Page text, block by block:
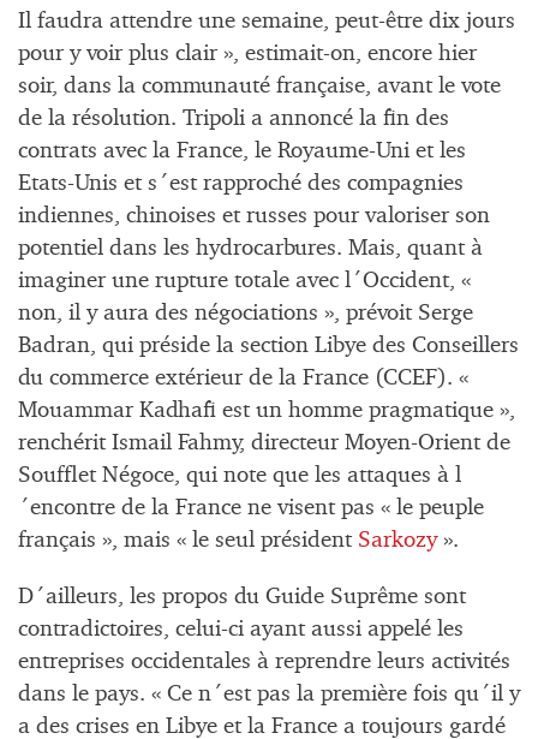
Il faudra attendre une semaine, peut-être dix jours
pour y voir plus clair », estimait-on, encore hier
soir, dans la communauté française, avant le vote
de la résolution. Tripoli a annoncé la fin des
contrats avec la France, le Royaume-Uni et les
Etats-Unis et s´est rapproché des compagnies
indiennes, chinoises et russes pour valoriser son
potentiel dans les hydrocarbures. Mais, quant à
imaginer une rupture totale avec l´Occident, «
non, il y aura des négociations », prévoit Serge
Badran, qui préside la section Libye des Conseillers
du commerce extérieur de la France (CCEF). «
Mouammar Kadhafi est un homme pragmatique »,
renchérit Ismail Fahmy, directeur Moyen-Orient de
Soufflet Négoce, qui note que les attaques à l
´encontre de la France ne visent pas « le peuple
français », mais « le seul président Sarkozy».
D´ailleurs, les propos du Guide Suprême sont
contradictoires, celui-ci ayant aussi appelé les
entreprises occidentales à reprendre leurs activités
dans le pays. « Ce n´est pas la première fois qu´il y
a des crises en Libye et la France a toujours gardé